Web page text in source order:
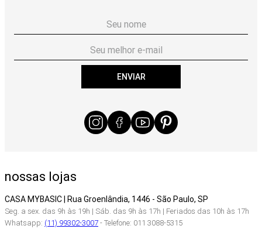
ENVIAR
nossas lojas
CASA MYBASIC | Rua Groenlândia, 1446 - São Paulo, SP
Seg. a sex. das 9h às 19h | Sáb. das 9h às 17h | Feriados das 10h às 17h
Whatsapp: (11) 99302-3007- Telefone: 011 3088-5315